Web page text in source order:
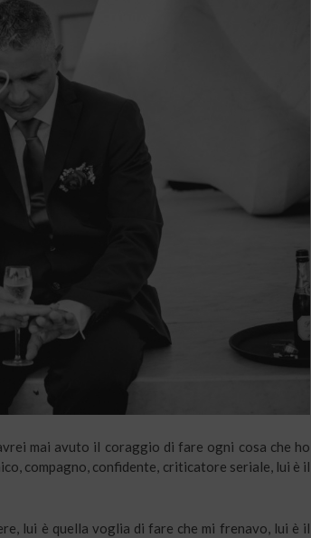
mai avuto il coraggio di fare ogni cosa che ho
compagno, confidente, criticatore seriale, lui è il
lui è quella voglia di fare che mi frenavo, lui è il